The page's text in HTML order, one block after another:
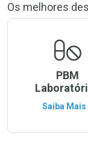
Os melhores
PBM
Saiba Mais